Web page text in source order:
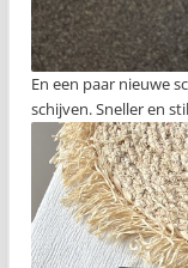
En een paar nieuwe
schijven. Sneller en